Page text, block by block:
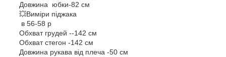
Довжина юбки-82 см
💥Виміри піджака
в 56-58 р
Обхват грудей --142 см
Обхват стегон -142 см
Довжина рукава від плеча -50 см